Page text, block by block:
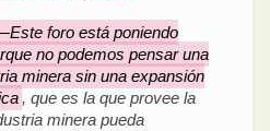
foro está poniendo
no podemos pensar una
minera sin una expansión
, que es la que provee la
minera pueda